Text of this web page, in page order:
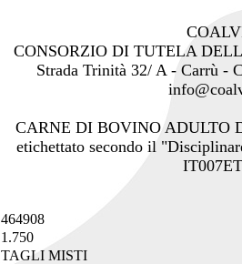
CONSORZIO DI TUTELA
Strada Trinità 32/ A - Carrù -
CARNE DI BOVINO ADULTO
etichettato secondo il
464908
1.750
TAGLI MISTI